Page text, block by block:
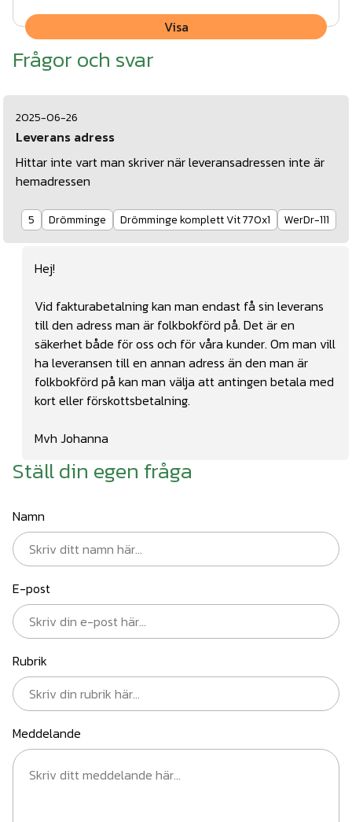
Visa
Frågor och svar
2025-06-26
Leverans adress
Hittar inte vart man skriver när leveransadressen inte är
hemadressen
5 Drömminge Drömminge komplett Vit 770x1 WerDr-111
Hej!
Vid fakturabetalning kan man endast få sin leverans
till den adress man är folkbokförd på. Det är en
säkerhet både för oss och för våra kunder. Om man vill
ha leveransen till en annan adress än den man är
folkbokförd på kan man välja att antingen betala med
kort eller förskottsbetalning.
Mvh Johanna
Ställ din egen fråga
Namn
E-post
Rubrik
Meddelande